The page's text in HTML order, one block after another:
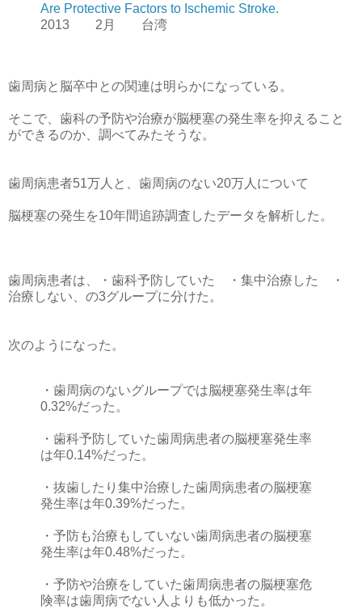
Are Protective Factors to Ischemic Stroke.
2013 2月 台湾
歯周病と脳卒中との関連は明らかになっている。
そこで、歯科の予防や治療が脳梗塞の発生率を抑えること
ができるのか、調べてみたそうな。
歯周病患者51万人と、歯周病のない20万人について
脳梗塞の発生を10年間追跡調査したデータを解析した。
歯周病患者は、・歯科予防していた ・集中治療した ・
治療しない、の3グループに分けた。
次のようになった。
・歯周病のないグループでは脳梗塞発生率は年
0.32%だった。
・歯科予防していた歯周病患者の脳梗塞発生率
は年0.14%だった。
・抜歯したり集中治療した歯周病患者の脳梗塞
発生率は年0.39%だった。
・予防も治療もしていない歯周病患者の脳梗塞
発生率は年0.48%だった。
・予防や治療をしていた歯周病患者の脳梗塞危
険率は歯周病でない人よりも低かった。